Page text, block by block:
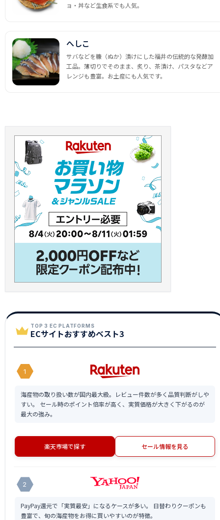
ョ・丼など生食系でも人気。
へしこ
サバなどを糠（ぬか）漬けにした福井の伝統的な発酵加
工品。薄切りでそのまま、炙り、茶漬け、パスタなどア
レンジも豊富。お土産にも人気です。
TOP 3 EC PLATFORMS
ECサイトおすすめベスト3
1
海産物の取り扱い数が国内最大級。レビュー件数が多く品質判断がしや
すい。 セール時のポイント倍率が高く、実質価格が大きく下がるのが
最大の強み。
楽天市場で探す セール情報を見る
2
PayPay還元で「実質最安」になるケースが多い。 日替わりクーポンも
豊富で、旬の海産物をお得に買いやすいのが特徴。